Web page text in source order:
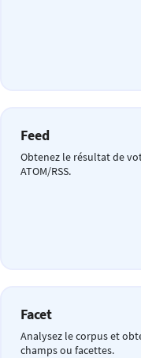
Feed
Obtenez le résultat de
ATOM/RSS.
Facet
Analysez le corpus et
champs ou facettes.